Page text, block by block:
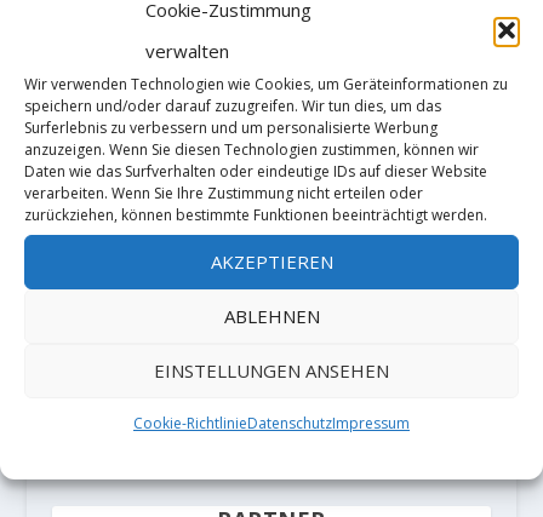
Cookie-Zustimmung
verwalten
Wir verwenden Technologien wie Cookies, um Geräteinformationen zu
speichern und/oder darauf zuzugreifen. Wir tun dies, um das
Surferlebnis zu verbessern und um personalisierte Werbung
anzuzeigen. Wenn Sie diesen Technologien zustimmen, können wir
Daten wie das Surfverhalten oder eindeutige IDs auf dieser Website
verarbeiten. Wenn Sie Ihre Zustimmung nicht erteilen oder
zurückziehen, können bestimmte Funktionen beeinträchtigt werden.
AKZEPTIEREN
ABLEHNEN
EINSTELLUNGEN ANSEHEN
Cookie-RichtlinieDatenschutzImpressum
Diese Website verwendet Akismet, um
Spam zu reduzieren.Erfahre, wie
deine Kommentardaten verarbeitet